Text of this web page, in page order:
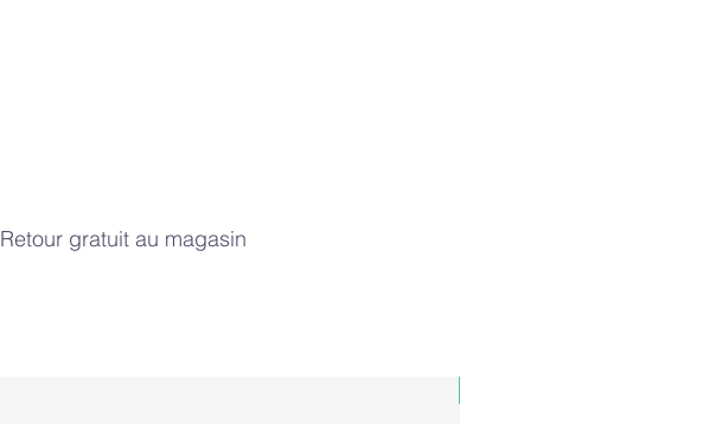
Retour gratuit au magasin